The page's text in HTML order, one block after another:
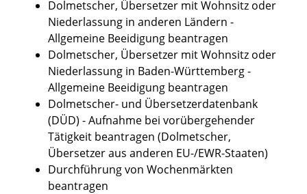
Dolmetscher, Übersetzer mit Wohnsitz oder
Niederlassung in anderen Ländern -
Allgemeine Beeidigung beantragen
Dolmetscher, Übersetzer mit Wohnsitz oder
Niederlassung in Baden-Württemberg -
Allgemeine Beeidigung beantragen
Dolmetscher- und Übersetzerdatenbank
(DÜD) - Aufnahme bei vorübergehender
Tätigkeit beantragen (Dolmetscher,
Übersetzer aus anderen EU-/EWR-Staaten)
Durchführung von Wochenmärkten
beantragen